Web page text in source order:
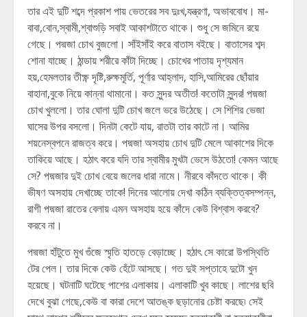
তার এই দুটি শব্দে প্রকাশ পায় ভেতরের সব দুঃখ,যন্ত্রণা, অভাববোধ। মা-
বাবা,বোন,স্বামী,শ্বাশুড়ি সবাই আকাশটাতে থাকে। শুধু সে জমিনে রয়ে
গেছে। পদ্মজা চোখ বুজলো। সাঁইসাঁই করে বাতাস বইছে। বাতাসের শব্দ
শোনা যাচ্ছে। ঠান্ডায় শরীরে কাঁটা দিচ্ছে। চোখের পাতায় দৃশ্যমান
হয়,হেমলতার তীক্ষ্ণ দৃষ্টি,রুক্ষমূর্তি, পূর্ণার আহ্লাদ, হাসি,আমিরের ছোঁয়ার
বাহানা,বুকে নিয়ে কান্না থামানো। কত সুন্দর অতীত! কতোটা সুন্দর! পদ্মজা
চোখ খুললো। তার ঘোলা দুটি চোখ জলে ভরে উঠেছে। সে শিশির ভেজা
ঘাসের উপর বসলো। দিনটা কেটে যায়, রাতটা তার কাটে না। আমির
শয়নেস্বপনে রাজত্ব করে। পদ্মজা অসহায় চোখ দুটি মেলে আকাশের দিকে
তাকিয়ে আছে। হঠাৎ করে যদি তার স্বামীর মুখটা ভেসে উঠতো! কেমন আছে
সে? পদ্মজার দুই চোখ বেয়ে জলের ধারা নামে। নীরবে কাঁদতে থাকে। কী
ভীষণ অসহায় দেখাচ্ছে তাকে! দিনের আলোয় দেখা কঠিন ব্যক্তিত্বসম্পন্ন,
রাগী পদ্মজা রাতের বেলায় এমন অসহায় হয়ে কাঁদে কেউ বিশ্বাস করবে?
করবে না।
পদ্মজা হাঁটুতে মুখ গুঁজে স্মৃতি হাতড়ে বেড়াচ্ছে। হঠাৎ সে কারো উপস্থিতি
টের পেল। তার দিকে কেউ হেঁটে আসছে। গত দুই সপ্তাহে দুটো খুন
হয়েছে। ঘটনাটি ঘটেছে পাশের এলাকায়। এলাকাটি খুব কাছে। লাশের ছবি
দেখে বুঝা গেছে,কেউ বা কারা দেশে আতঙ্ক ছড়ানোর চেষ্টা করছে৷ সেই